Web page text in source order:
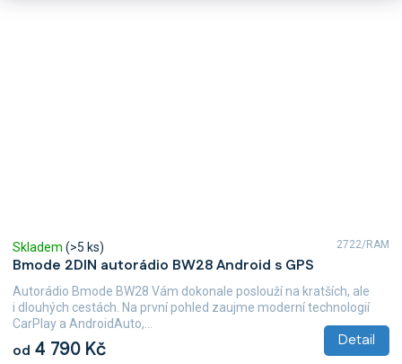
Bmode 2DIN autorádio BW28 Android s GPS
Skladem (>5 ks)
od 4 790 Kč Detail
Autorádio Bmode BW28 Vám dokonale poslouží na kratších, ale
i dlouhých cestách. Na první pohled zaujme moderní technologií
CarPlay a AndroidAuto,...
2722/RAM